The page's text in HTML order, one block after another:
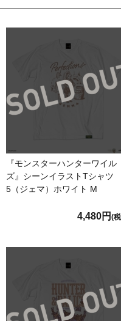
『モンスターハンターワイル
ズ』シーンイラストTシャツ
5（ジェマ）ホワイト M
4,480円 (